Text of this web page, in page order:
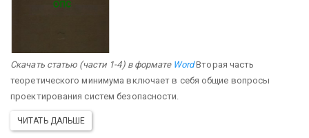
Скачать статью (части 1-4) в формате Word Вторая часть
теоретического минимума включает в себя общие вопросы
проектирования систем безопасности.
ЧИТАТЬ ДАЛЬШЕ